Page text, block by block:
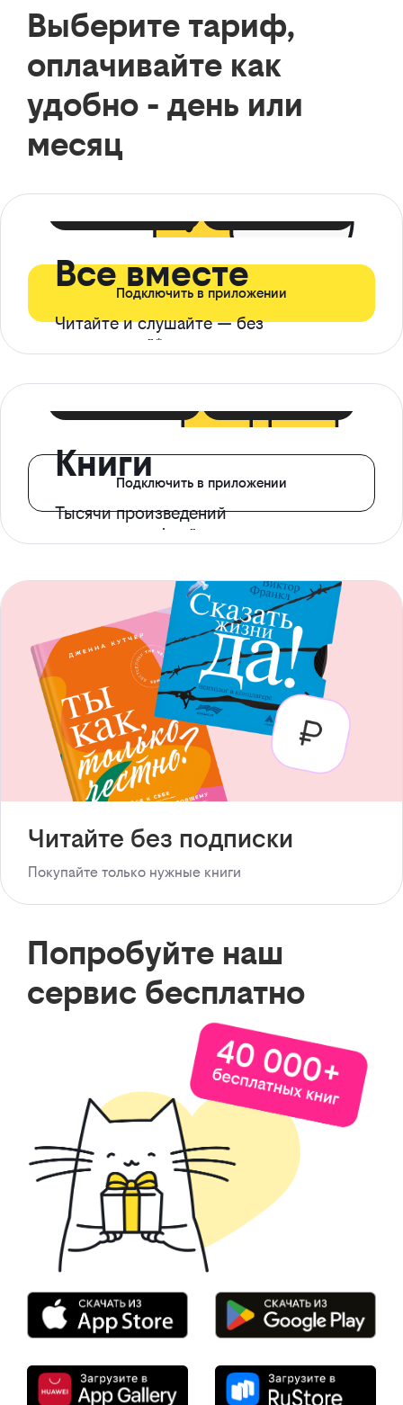
Выберите тариф,
оплачивайте как
удобно - день или
месяц
Все вместе
Читайте и слушайте — без
ограничений*
Подключить в приложении
Книги
Тысячи произведений
с доступом офлайн
Подключить в приложении
Читайте без подписки
Покупайте только нужные книги
Попробуйте наш
сервис бесплатно